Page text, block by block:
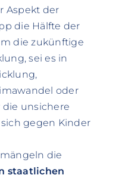
Aspekt der
die Hälfte der
die zukünftige
sei es in
oder
die unsichere
gegen Kinder
die
staatlichen